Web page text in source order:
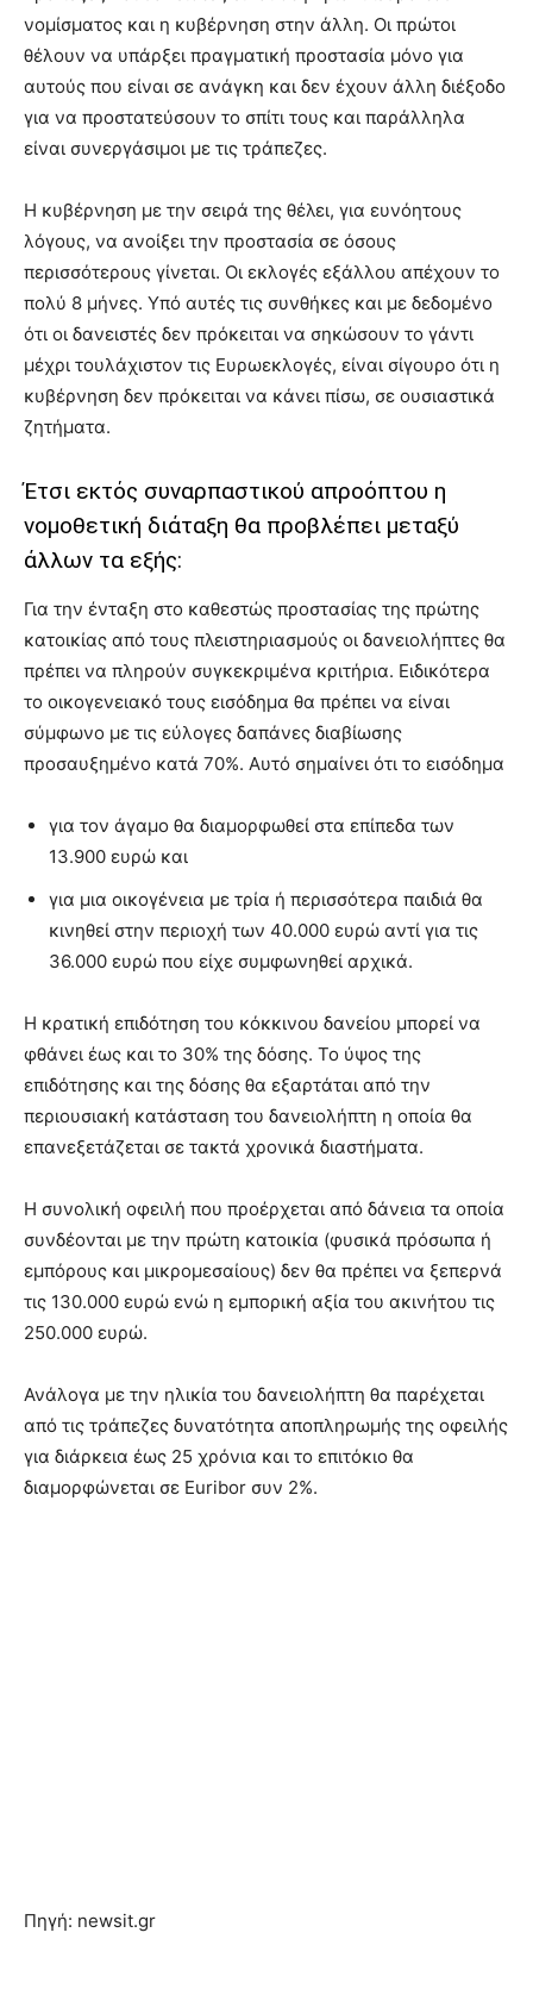
νομίσματος και η κυβέρνηση στην άλλη. Οι πρώτοι
θέλουν να υπάρξει πραγματική προστασία μόνο για
αυτούς που είναι σε ανάγκη και δεν έχουν άλλη διέξοδο
για να προστατεύσουν το σπίτι τους και παράλληλα
είναι συνεργάσιμοι με τις τράπεζες.
Η κυβέρνηση με την σειρά της θέλει, για ευνόητους
λόγους, να ανοίξει την προστασία σε όσους
περισσότερους γίνεται. Οι εκλογές εξάλλου απέχουν το
πολύ 8 μήνες. Υπό αυτές τις συνθήκες και με δεδομένο
ότι οι δανειστές δεν πρόκειται να σηκώσουν το γάντι
μέχρι τουλάχιστον τις Ευρωεκλογές, είναι σίγουρο ότι η
κυβέρνηση δεν πρόκειται να κάνει πίσω, σε ουσιαστικά
ζητήματα.
Έτσι εκτός συναρπαστικού απροόπτου η
νομοθετική διάταξη θα προβλέπει μεταξύ
άλλων τα εξής:
Για την ένταξη στο καθεστώς προστασίας της πρώτης
κατοικίας από τους πλειστηριασμούς οι δανειολήπτες θα
πρέπει να πληρούν συγκεκριμένα κριτήρια. Ειδικότερα
το οικογενειακό τους εισόδημα θα πρέπει να είναι
σύμφωνο με τις εύλογες δαπάνες διαβίωσης
προσαυξημένο κατά 70%. Αυτό σημαίνει ότι το εισόδημα
για τον άγαμο θα διαμορφωθεί στα επίπεδα των
13.900 ευρώ και
για μια οικογένεια με τρία ή περισσότερα παιδιά θα
κινηθεί στην περιοχή των 40.000 ευρώ αντί για τις
36.000 ευρώ που είχε συμφωνηθεί αρχικά.
Η κρατική επιδότηση του κόκκινου δανείου μπορεί να
φθάνει έως και το 30% της δόσης. Το ύψος της
επιδότησης και της δόσης θα εξαρτάται από την
περιουσιακή κατάσταση του δανειολήπτη η οποία θα
επανεξετάζεται σε τακτά χρονικά διαστήματα.
Η συνολική οφειλή που προέρχεται από δάνεια τα οποία
συνδέονται με την πρώτη κατοικία (φυσικά πρόσωπα ή
εμπόρους και μικρομεσαίους) δεν θα πρέπει να ξεπερνά
τις 130.000 ευρώ ενώ η εμπορική αξία του ακινήτου τις
250.000 ευρώ.
Ανάλογα με την ηλικία του δανειολήπτη θα παρέχεται
από τις τράπεζες δυνατότητα αποπληρωμής της οφειλής
για διάρκεια έως 25 χρόνια και το επιτόκιο θα
διαμορφώνεται σε Euribor συν 2%.
Πηγή: newsit.gr